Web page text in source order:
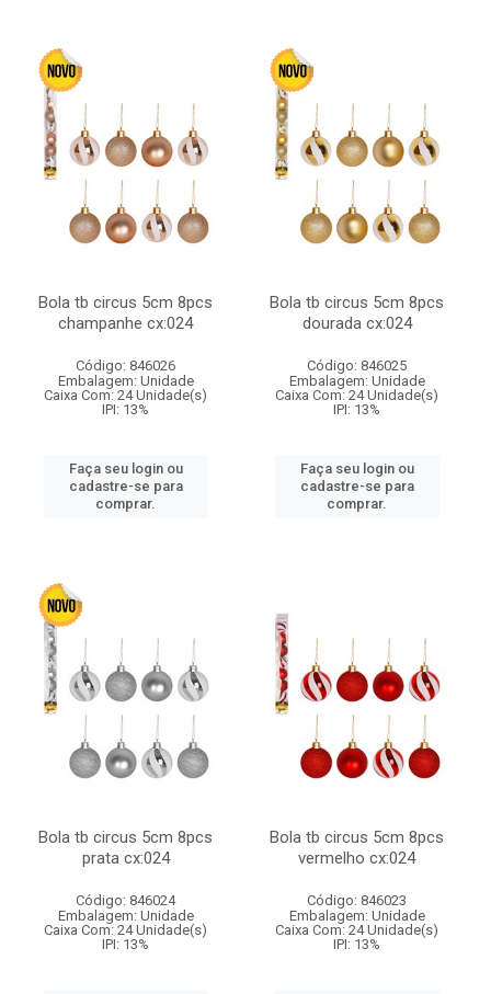
Bola tb circus 5cm 8pcs
champanhe cx:024
Código: 846026
Embalagem: Unidade
Caixa Com: 24 Unidade(s)
IPI: 13%
Faça seu login ou
cadastre-se para
comprar.
Bola tb circus 5cm 8pcs
dourada cx:024
Código: 846025
Embalagem: Unidade
Caixa Com: 24 Unidade(s)
IPI: 13%
Faça seu login ou
cadastre-se para
comprar.
Bola tb circus 5cm 8pcs
prata cx:024
Código: 846024
Embalagem: Unidade
Caixa Com: 24 Unidade(s)
IPI: 13%
Bola tb circus 5cm 8pcs
vermelho cx:024
Código: 846023
Embalagem: Unidade
Caixa Com: 24 Unidade(s)
IPI: 13%